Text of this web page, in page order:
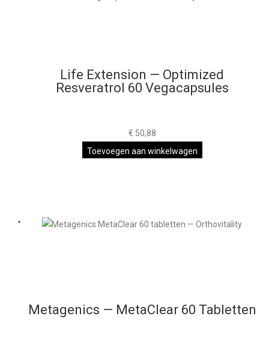
Life Extension — Optimized
Resveratrol 60 Vegacapsules
€ 50,88
Toevoegen aan winkelwagen
Metagenics — MetaClear 60 Tabletten